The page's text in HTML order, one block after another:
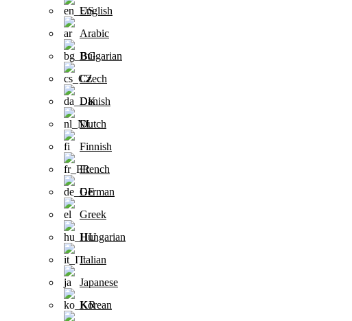
English
Arabic
Bulgarian
Czech
Danish
Dutch
Finnish
French
German
Greek
Hungarian
Italian
Japanese
Korean